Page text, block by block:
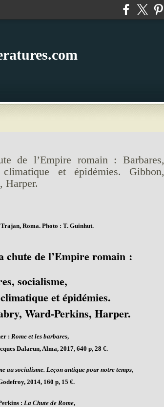
de l’Empire romain : Barbares,
climatique et épidémies. Gibbon,
Harper.
Roma. Photo : T. Guinhut.
chute de l’Empire romain :
socialisme,
et épidémies.
Ward-Perkins, Harper.
: Rome et les barbares,
Dalarun, Alma, 2017, 640 p, 28 €.
au socialisme. Leçon antique pour notre temps,
2014, 160 p, 15 €.
: La Chute de Rome,